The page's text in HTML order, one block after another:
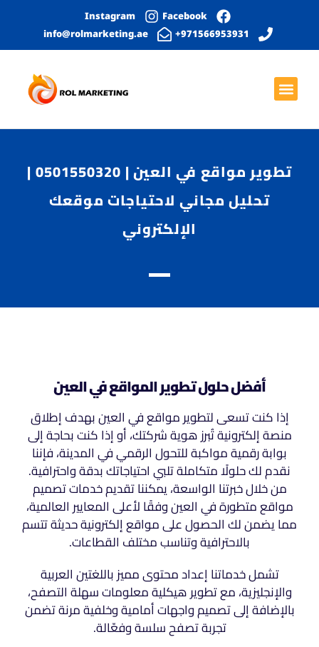
Facebook
Instagram
971566953931+
info@rolmarketing.ae
تطوير مواقع في العين | 0501550320 |
تحليل مجاني لاحتياجات موقعك
الإلكتروني
أفضل حلول تطوير المواقع في العين
إذا كنت تسعى لتطوير مواقع في العين بهدف إطلاق
منصة إلكترونية تُبرز هوية شركتك، أو إذا كنت بحاجة إلى
بوابة رقمية مواكبة للتحول الرقمي في المدينة، فإننا
نقدم لك حلولًا متكاملة تلبي احتياجاتك بدقة واحترافية.
من خلال خبرتنا الواسعة، يمكننا تقديم خدمات تصميم
مواقع متطورة في العين وفقًا لأعلى المعايير العالمية،
مما يضمن لك الحصول على مواقع إلكترونية حديثة تتسم
بالاحترافية وتناسب مختلف القطاعات.
تشمل خدماتنا إعداد محتوى مميز باللغتين العربية
والإنجليزية، مع تطوير هيكلية معلومات سهلة التصفح،
بالإضافة إلى تصميم واجهات أمامية وخلفية مرنة تضمن
تجربة تصفح سلسة وفعّالة.